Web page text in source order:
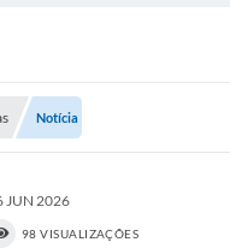
Notícia
JUN 2026
98 VISUALIZAÇÕES